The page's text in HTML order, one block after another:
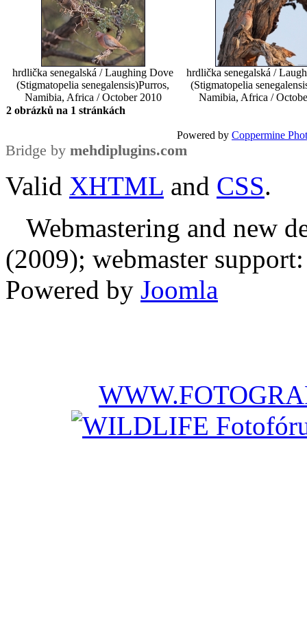
hrdlička senegalská / Laughing Dove
(Stigmatopelia senegalensis)Purros,
Namibia, Africa / October 2010
hrdlička senegalská /
(Stigmatopelia
Namibia, Africa /
2 obrázků na 1 stránkách
Powered by Coppermine
Bridge by mehdiplugins.com
Valid XHTML and CSS.
Webmastering and new
(2009); webmaster
Powered by Joomla